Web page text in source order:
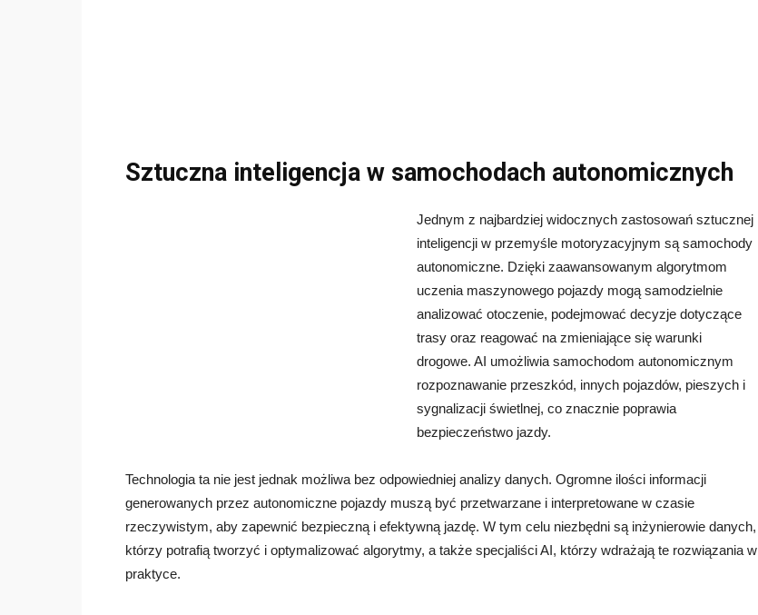
Sztuczna inteligencja w samochodach autonomicznych
Jednym z najbardziej widocznych zastosowań sztucznej
inteligencji w przemyśle motoryzacyjnym są samochody
autonomiczne. Dzięki zaawansowanym algorytmom
uczenia maszynowego pojazdy mogą samodzielnie
analizować otoczenie, podejmować decyzje dotyczące
trasy oraz reagować na zmieniające się warunki
drogowe. AI umożliwia samochodom autonomicznym
rozpoznawanie przeszkód, innych pojazdów, pieszych i
sygnalizacji świetlnej, co znacznie poprawia
bezpieczeństwo jazdy.
Technologia ta nie jest jednak możliwa bez odpowiedniej analizy danych. Ogromne ilości informacji
generowanych przez autonomiczne pojazdy muszą być przetwarzane i interpretowane w czasie
rzeczywistym, aby zapewnić bezpieczną i efektywną jazdę. W tym celu niezbędni są inżynierowie danych,
którzy potrafią tworzyć i optymalizować algorytmy, a także specjaliści AI, którzy wdrażają te rozwiązania w
praktyce.